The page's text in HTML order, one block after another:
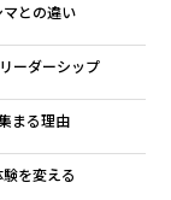
との違い
ーダーシップ
まる理由
を変える